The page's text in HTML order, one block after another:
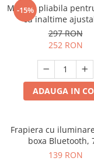
-15%
Masuta pliabila
cu inaltime
297 RON
252 RON
ADAUGA IN
Frapiera cu
boxa Bluetooth,
139 RON